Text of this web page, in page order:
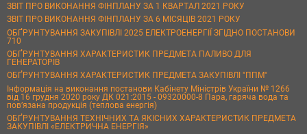
ЗВІТ ПРО ВИКОНАННЯ ФІНПЛАНУ ЗА 1 КВАРТАЛ 2021 РОКУ
ЗВІТ ПРО ВИКОНАННЯ ФІНПЛАНУ ЗА 6 МІСЯЦІВ 2021 РОКУ
ОБҐРУНТУВАННЯ ЗАКУПІВЛІ 2025 ЕЛЕКТРОЕНЕРГІЇ ЗГІДНО ПОСТАНОВИ
710
ОБҐРУНТУВАННЯ ХАРАКТЕРИСТИК ПРЕДМЕТА ПАЛИВО ДЛЯ
ГЕНЕРАТОРІВ
ОБҐРУНТУВАННЯ ХАРАКТЕРИСТИК ПРЕДМЕТА ЗАКУПІВЛІ "ППМ"
Інформація на виконання постанови Кабінету Міністрів України № 1266
від 16 грудня 2020 року ДК 021:2015 - 09320000-8 Пара, гаряча вода та
пов’язана продукція (теплова енергія)
ОБҐРУНТУВАННЯ ТЕХНІЧНИХ ТА ЯКІСНИХ ХАРАКТЕРИСТИК ПРЕДМЕТА
ЗАКУПІВЛІ «ЕЛЕКТРИЧНА ЕНЕРГІЯ»